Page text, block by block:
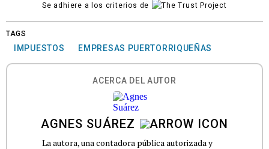
Se adhiere a los criterios de
TAGS
IMPUESTOS EMPRESAS PUERTORRIQUEÑAS
ACERCA DEL AUTOR
AGNES SUÁREZ
La autora, una contadora pública autorizada y